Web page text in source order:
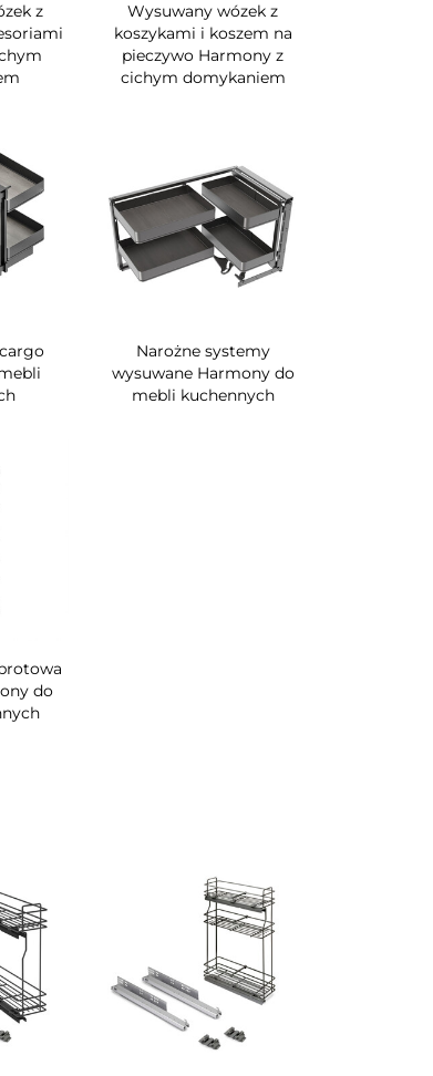
z
Wysuwany wózek z
koszykami i koszem na
pieczywo Harmony z
cichym domykaniem
Narożne systemy
wysuwane Harmony do
mebli kuchennych
do